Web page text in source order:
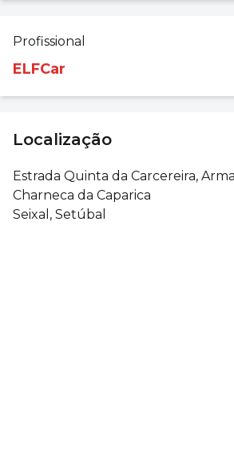
Profissional
ELFCar
Localização
Estrada Quinta da Carcereira,
Charneca da Caparica
Seixal, Setúbal